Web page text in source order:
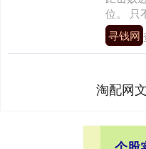
位。 只
寻钱网
淘配网